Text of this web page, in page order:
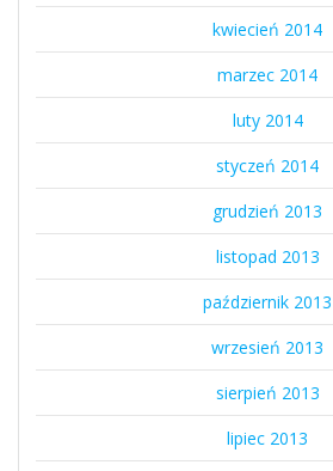
kwiecień 2014
marzec 2014
luty 2014
styczeń 2014
grudzień 2013
listopad 2013
październik 2013
wrzesień 2013
sierpień 2013
lipiec 2013